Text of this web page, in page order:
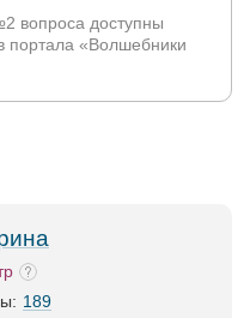
вопроса доступны
портала «Волшебники
189